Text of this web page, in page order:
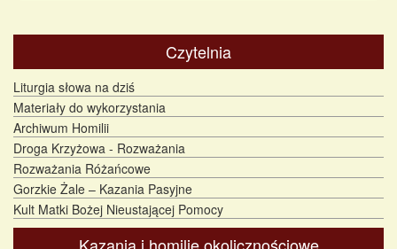
Czytelnia
Liturgia słowa na dziś
Materiały do wykorzystania
Archiwum Homilii
Droga Krzyżowa - Rozważania
Rozważania Różańcowe
Gorzkie Żale – Kazania Pasyjne
Kult Matki Bożej Nieustającej Pomocy